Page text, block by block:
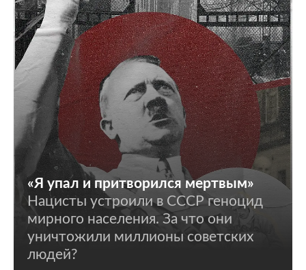
«Я упал и притворился мертвым»
Нацисты устроили в СССР геноцид
мирного населения. За что они
уничтожили миллионы советских
людей?